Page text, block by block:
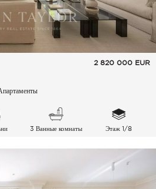
2 820 000 EUR
3 Ванные комнаты Этаж 1/8